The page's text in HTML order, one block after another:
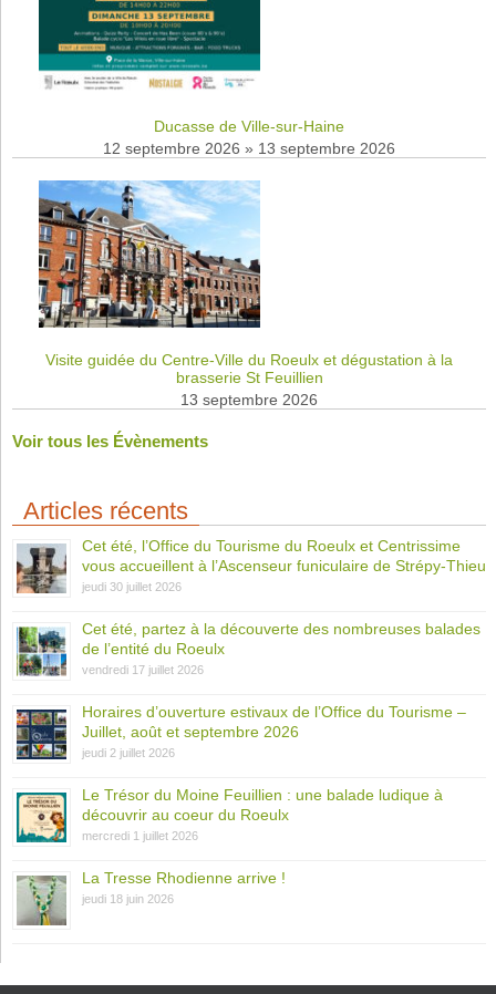
Ducasse de Ville-sur-Haine
12 septembre 2026 » 13 septembre 2026
Visite guidée du Centre-Ville du Roeulx et dégustation à la
brasserie St Feuillien
13 septembre 2026
Voir tous les Évènements
Articles récents
Cet été, l’Office du Tourisme du Roeulx et Centrissime
vous accueillent à l’Ascenseur funiculaire de Strépy-Thieu
jeudi 30 juillet 2026
Cet été, partez à la découverte des nombreuses balades
de l’entité du Roeulx
vendredi 17 juillet 2026
Horaires d’ouverture estivaux de l’Office du Tourisme –
Juillet, août et septembre 2026
jeudi 2 juillet 2026
Le Trésor du Moine Feuillien : une balade ludique à
découvrir au coeur du Roeulx
mercredi 1 juillet 2026
La Tresse Rhodienne arrive !
jeudi 18 juin 2026